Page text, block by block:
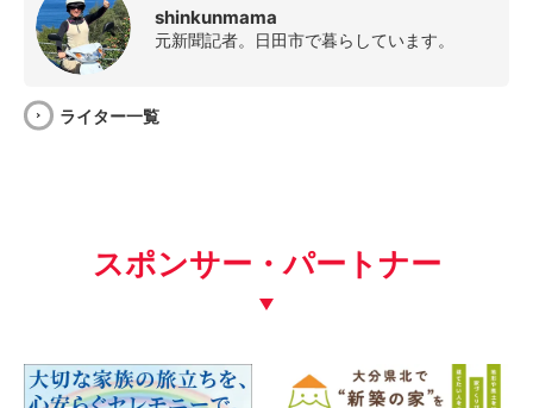
shinkunmama
元新聞記者。日田市で暮らしています。
ライター一覧
スポンサー・パートナー